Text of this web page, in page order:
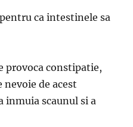
ca intestinele sa
provoca constipatie,
nevoie de acest
inmuia scaunul si a